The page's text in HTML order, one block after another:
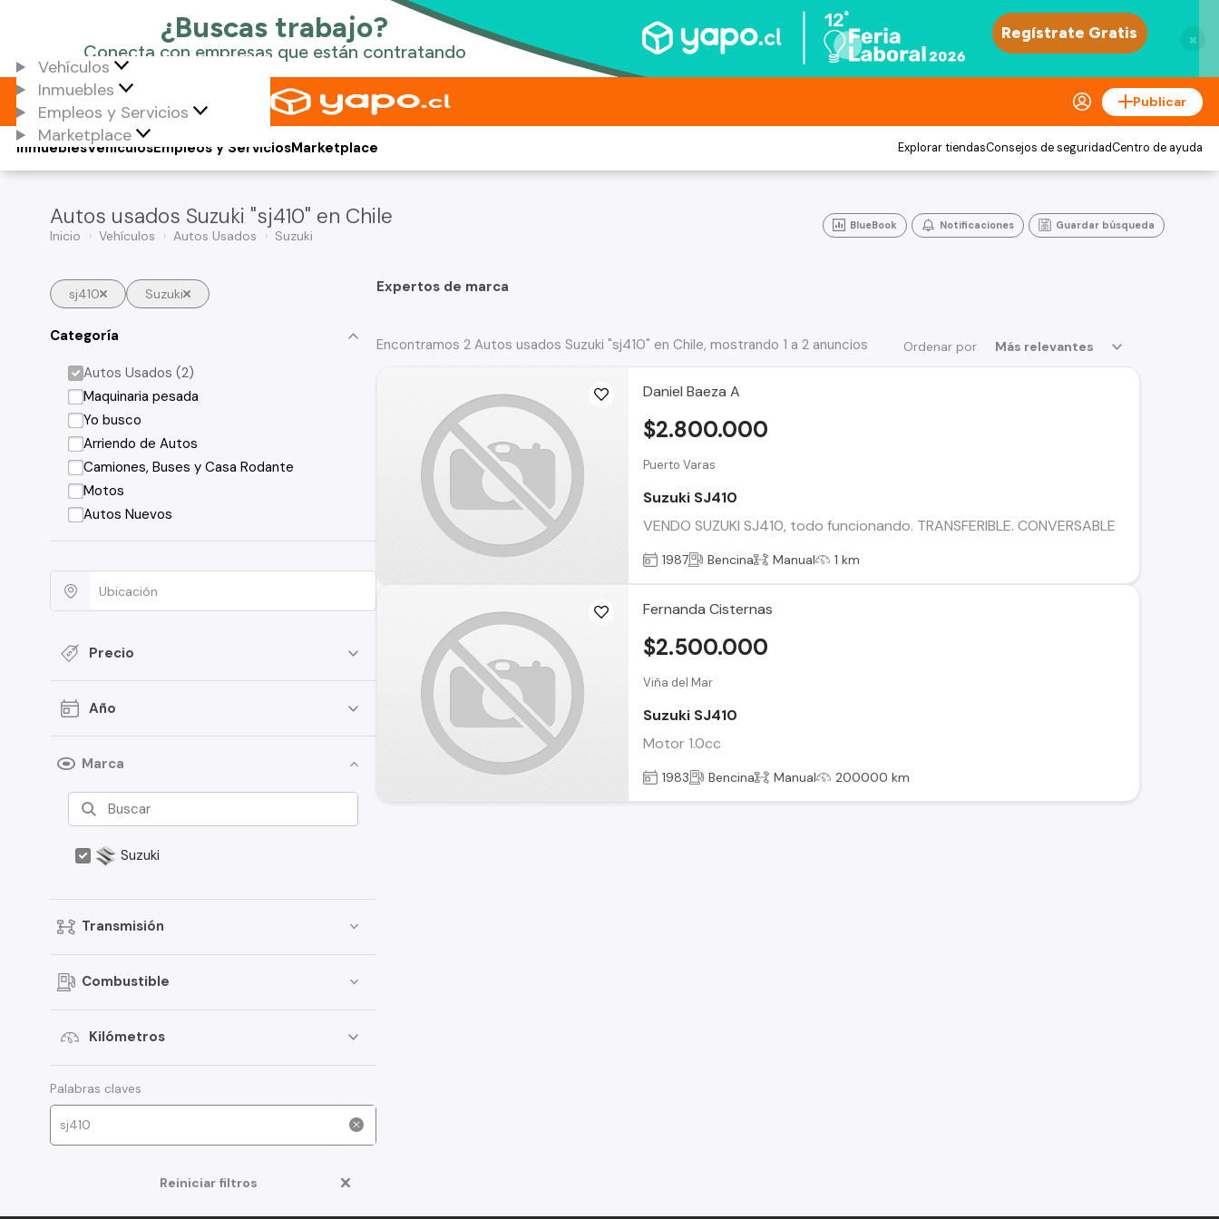
×
Vehículos
Inmuebles
Empleos y Servicios
Marketplace
Publicar
Vehículos
Inmuebles Empleos y ServiciosMarketplace Explorar tiendasConsejos de seguridadCentro de ayuda
Autos usados Suzuki "sj410" en Chile
Inicio Vehículos Autos Usados Suzuki
BlueBook Notificaciones Guardar búsqueda
sj410 Suzuki
Categoría
Autos Usados (2)
Maquinaria pesada
Yo busco
Arriendo de Autos
Camiones, Buses y Casa Rodante
Motos
Autos Nuevos
Precio
Año
Marca
Suzuki
Transmisión
Combustible
Kilómetros
Palabras claves
Reiniciar filtros
Expertos de marca
Ordenar por Más relevantes
Encontramos 2 Autos usados Suzuki "sj410" en Chile, mostrando 1 a 2 anuncios
Daniel Baeza A
Puerto Varas
Suzuki SJ410
VENDO SUZUKI SJ410, todo funcionando. TRANSFERIBLE. CONVERSABLE
$2.800.000
1987 Bencina Manual 1 km
Fernanda Cisternas
Viña del Mar
Suzuki SJ410
Motor 1.0cc
$2.500.000
1983 Bencina Manual 200000 km